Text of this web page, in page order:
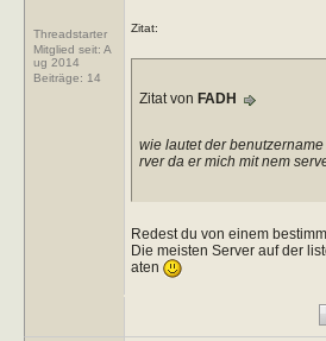
Threadstarter
Mitglied seit: A
ug 2014
Beiträge: 14
Zitat:
Zitat von FADH
wie lautet der
rver da er mich mit nem
Redest du von einem
Die meisten Server auf der
aten